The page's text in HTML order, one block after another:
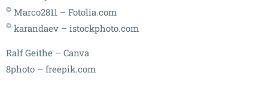
© Marco2811 – Fotolia.com
© karandaev – istockphoto.com
Ralf Geithe – Canva
8photo – freepik.com